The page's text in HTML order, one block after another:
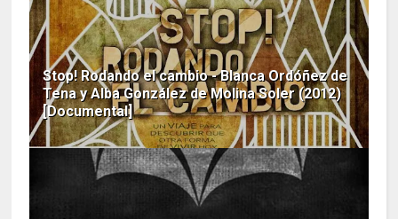
Stop! Rodando el cambio - Blanca Ordóñez de
Tena y Alba González de Molina Soler (2012)
[Documental]